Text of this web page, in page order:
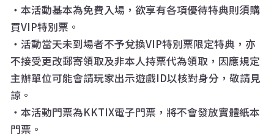
・本活動基本為免費入場，欲享有各項優待特典則須購
買VIP特別票。
・活動當天未到場者不予兌換VIP特別票限定特典，亦
不接受更改郵寄領取及非本人持票代為領取，因應規定
主辦單位可能會請玩家出示遊戲ID以核對身分，敬請見
諒。
・本活動門票為KKTIX電子門票，將不會發放實體紙本
門票。